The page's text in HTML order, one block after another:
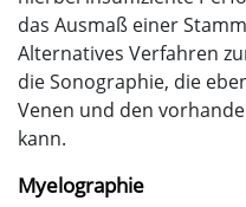
das Ausmaß einer
Alternatives Verfahren
die Sonographie, die
Venen und den
kann.
Myelographie